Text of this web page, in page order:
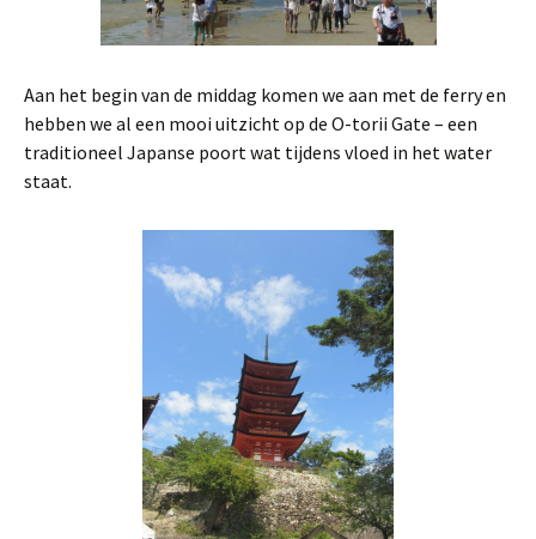
Aan het begin van de middag komen we aan met de ferry en
hebben we al een mooi uitzicht op de O-torii Gate – een
traditioneel Japanse poort wat tijdens vloed in het water
staat.